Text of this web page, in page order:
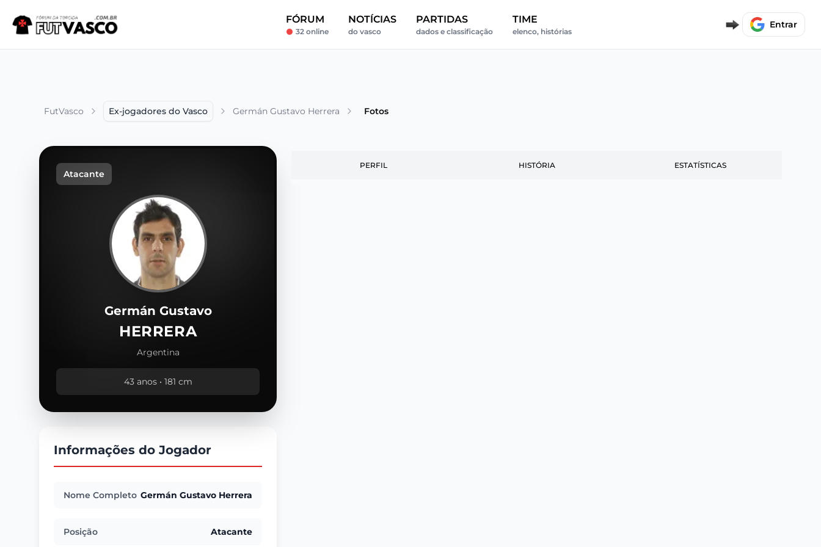
FÓRUM
32 online
NOTÍCIAS
do vasco
PARTIDAS
dados e classificação
TIME
elenco, histórias
Entrar
FutVasco Ex-jogadores do Vasco Germán Gustavo Herrera Fotos
Atacante
Germán Gustavo
HERRERA
Argentina
43 anos • 181 cm
Informações do Jogador
Nome Completo Germán Gustavo Herrera
Posição Atacante
PERFIL HISTÓRIA ESTATÍSTICAS